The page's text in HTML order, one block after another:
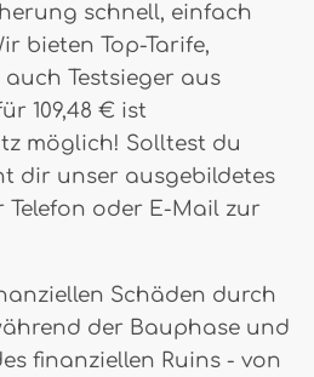
schnell, einfach
bieten Top-Tarife,
Testsieger aus
109,48 € ist
möglich! Solltest du
dir unser ausgebildetes
Telefon oder E-Mail zur
Schäden durch
der Bauphase und
finanziellen Ruins - von